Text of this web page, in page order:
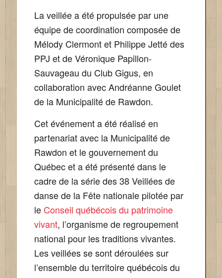
La veillée a été propulsée par une
équipe de coordination composée de
Mélody Clermont et Philippe Jetté des
PPJ et de Véronique Papillon-
Sauvageau du Club Gigus, en
collaboration avec Andréanne Goulet
de la Municipalité de Rawdon.
Cet événement a été réalisé en
partenariat avec la Municipalité de
Rawdon et le gouvernement du
Québec et a été présenté dans le
cadre de la série des 38 Veillées de
danse de la Fête nationale pilotée par
le Conseil québécois du patrimoine
vivant, l’organisme de regroupement
national pour les traditions vivantes.
Les veillées se sont déroulées sur
l’ensemble du territoire québécois du